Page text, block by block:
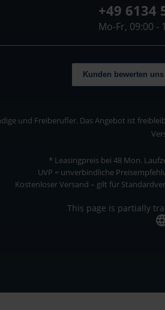
+49 6134
Mo-Fr, 09:00 -
Kunden bewerten uns
und Freiberufler. Das Angebot ist
* Leasingpreis bei 48 Mon.
UVP = unverbindliche
Kostenloser Versand – gilt für
This page is partially